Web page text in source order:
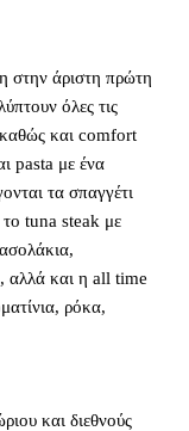
στην άριστη πρώτη
όλες τις
καθώς και comfort
pasta με ένα
τα σπαγγέτι
tuna steak με
αλλά και η all time
ρόκα,
και διεθνούς